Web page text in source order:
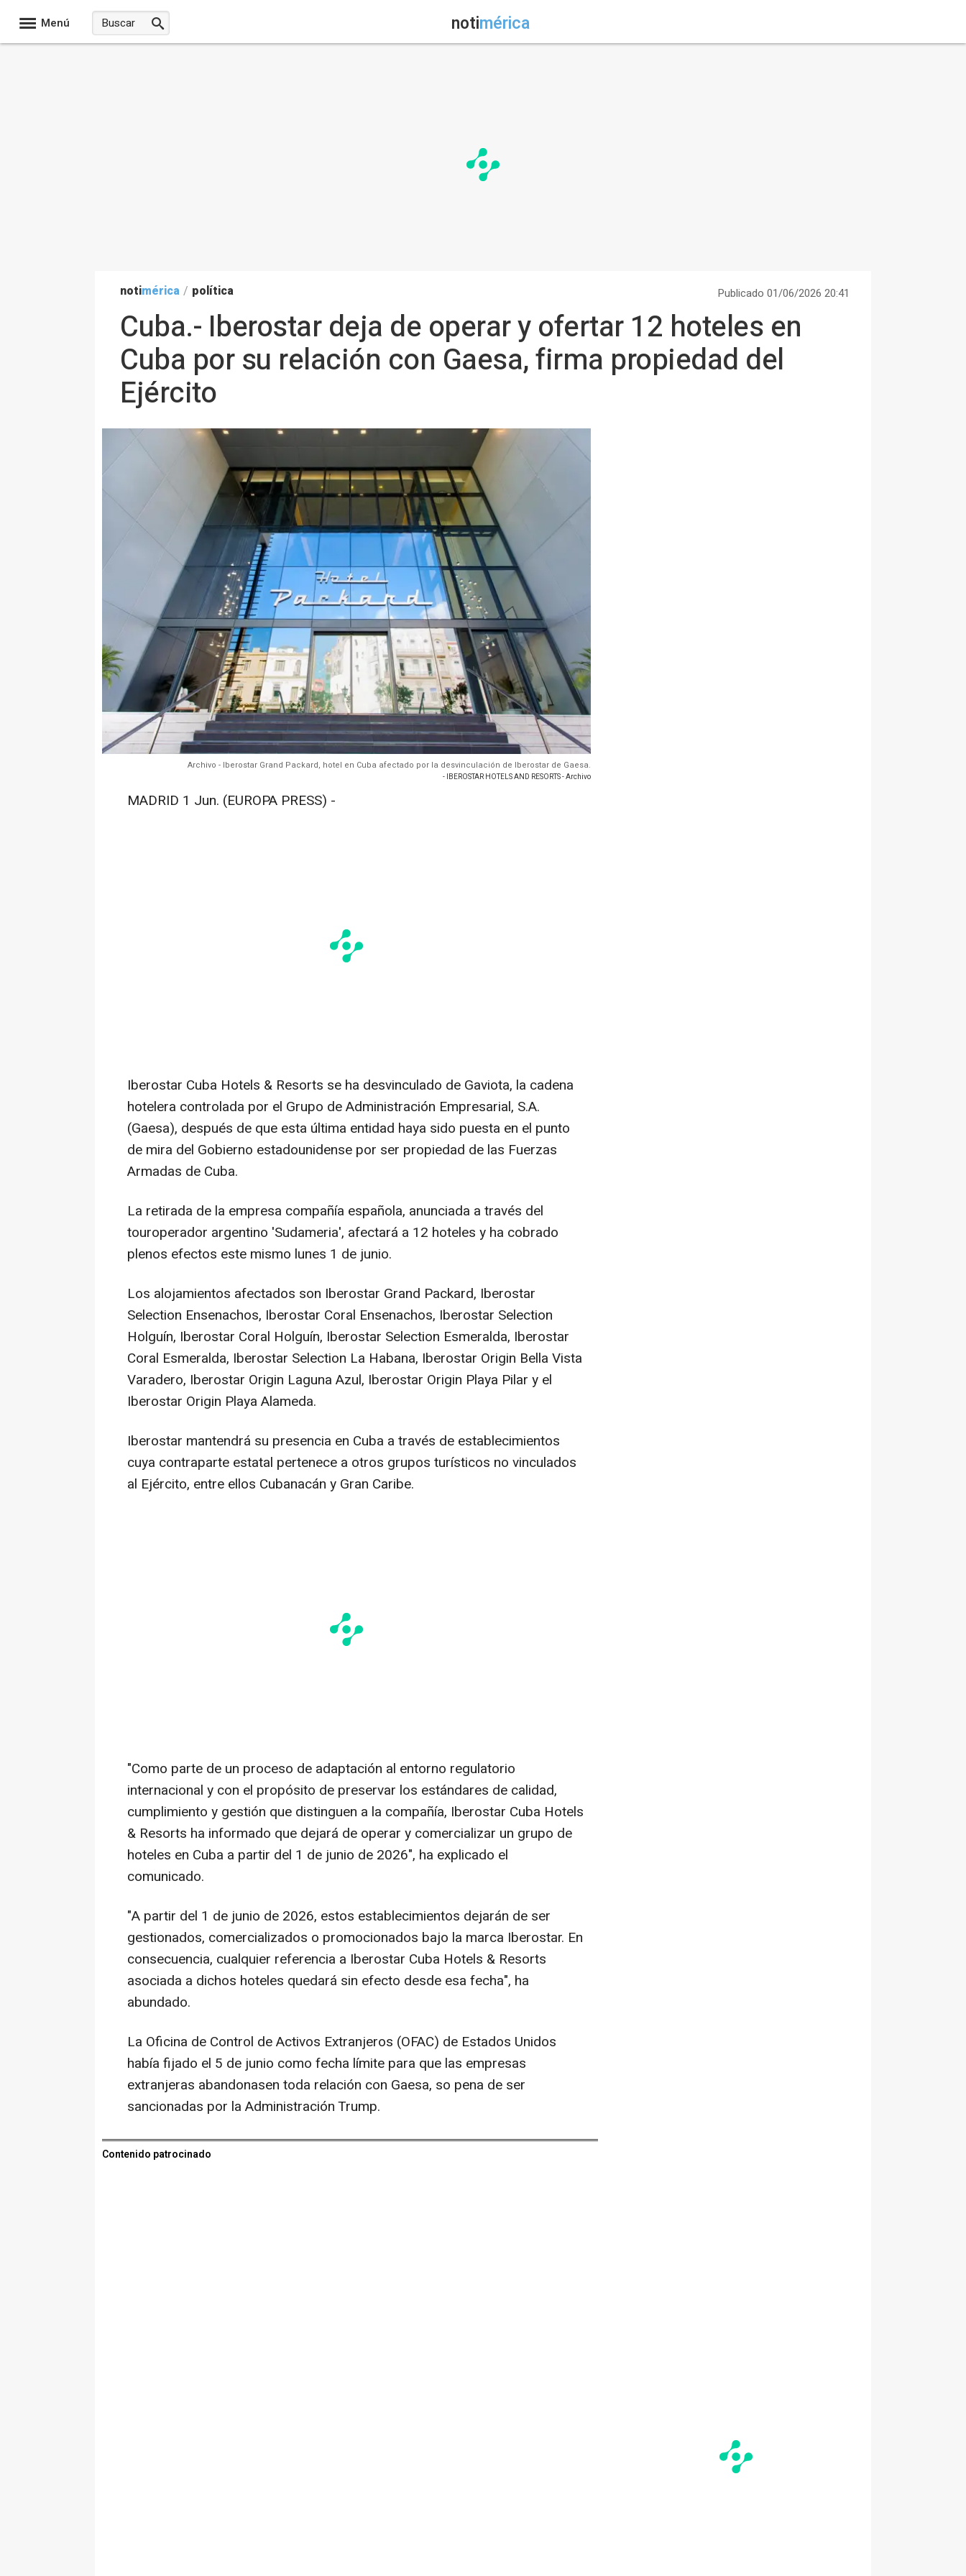
Menú notimérica
notimérica / política Publicado 01/06/2026 20:41
Cuba.- Iberostar deja de operar y ofertar 12 hoteles en
Cuba por su relación con Gaesa, firma propiedad del
Ejército
Archivo - Iberostar Grand Packard, hotel en Cuba afectado por la desvinculación de Iberostar de Gaesa.
- IBEROSTAR HOTELS AND RESORTS - Archivo
MADRID 1 Jun. (EUROPA PRESS) -
Iberostar Cuba Hotels & Resorts se ha desvinculado de Gaviota, la cadena
hotelera controlada por el Grupo de Administración Empresarial, S.A.
(Gaesa), después de que esta última entidad haya sido puesta en el punto
de mira del Gobierno estadounidense por ser propiedad de las Fuerzas
Armadas de Cuba.
La retirada de la empresa compañía española, anunciada a través del
touroperador argentino 'Sudameria', afectará a 12 hoteles y ha cobrado
plenos efectos este mismo lunes 1 de junio.
Los alojamientos afectados son Iberostar Grand Packard, Iberostar
Selection Ensenachos, Iberostar Coral Ensenachos, Iberostar Selection
Holguín, Iberostar Coral Holguín, Iberostar Selection Esmeralda, Iberostar
Coral Esmeralda, Iberostar Selection La Habana, Iberostar Origin Bella Vista
Varadero, Iberostar Origin Laguna Azul, Iberostar Origin Playa Pilar y el
Iberostar Origin Playa Alameda.
Iberostar mantendrá su presencia en Cuba a través de establecimientos
cuya contraparte estatal pertenece a otros grupos turísticos no vinculados
al Ejército, entre ellos Cubanacán y Gran Caribe.
"Como parte de un proceso de adaptación al entorno regulatorio
internacional y con el propósito de preservar los estándares de calidad,
cumplimiento y gestión que distinguen a la compañía, Iberostar Cuba Hotels
& Resorts ha informado que dejará de operar y comercializar un grupo de
hoteles en Cuba a partir del 1 de junio de 2026", ha explicado el
comunicado.
"A partir del 1 de junio de 2026, estos establecimientos dejarán de ser
gestionados, comercializados o promocionados bajo la marca Iberostar. En
consecuencia, cualquier referencia a Iberostar Cuba Hotels & Resorts
asociada a dichos hoteles quedará sin efecto desde esa fecha", ha
abundado.
La Oficina de Control de Activos Extranjeros (OFAC) de Estados Unidos
había fijado el 5 de junio como fecha límite para que las empresas
extranjeras abandonasen toda relación con Gaesa, so pena de ser
sancionadas por la Administración Trump.
Contenido patrocinado